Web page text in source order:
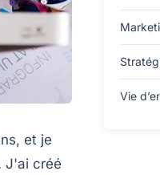
et je
J'ai créé
Vie